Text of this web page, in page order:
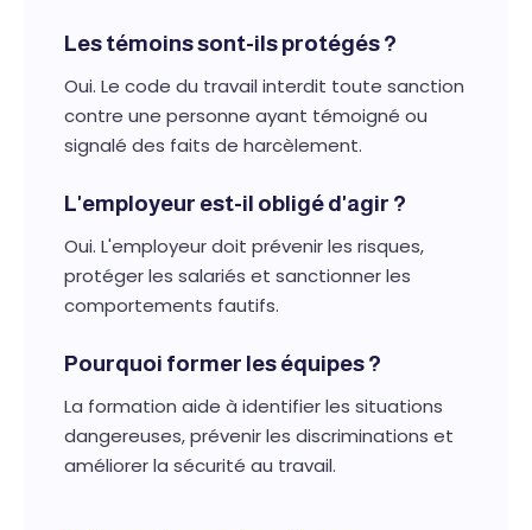
Les témoins sont-ils protégés ?
Oui. Le code du travail interdit toute sanction
contre une personne ayant témoigné ou
signalé des faits de harcèlement.
L'employeur est-il obligé d'agir ?
Oui. L'employeur doit prévenir les risques,
protéger les salariés et sanctionner les
comportements fautifs.
Pourquoi former les équipes ?
La formation aide à identifier les situations
dangereuses, prévenir les discriminations et
améliorer la sécurité au travail.